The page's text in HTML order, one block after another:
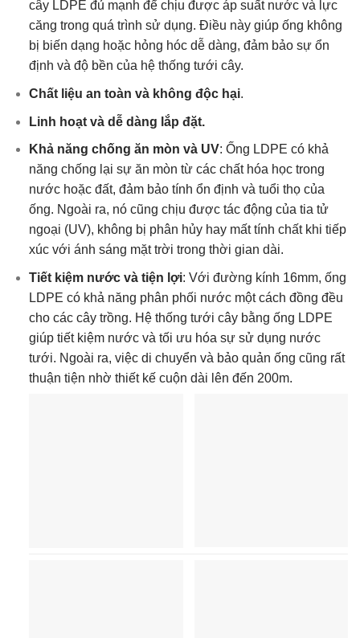
cây LDPE đủ mạnh để chịu được áp suất nước và lực
căng trong quá trình sử dụng. Điều này giúp ống không
bị biến dạng hoặc hỏng hóc dễ dàng, đảm bảo sự ổn
định và độ bền của hệ thống tưới cây.
Chất liệu an toàn và không độc hại.
Linh hoạt và dễ dàng lắp đặt.
Khả năng chống ăn mòn và UV: Ống LDPE có khả
năng chống lại sự ăn mòn từ các chất hóa học trong
nước hoặc đất, đảm bảo tính ổn định và tuổi thọ của
ống. Ngoài ra, nó cũng chịu được tác động của tia tử
ngoại (UV), không bị phân hủy hay mất tính chất khi tiếp
xúc với ánh sáng mặt trời trong thời gian dài.
Tiết kiệm nước và tiện lợi: Với đường kính 16mm, ống
LDPE có khả năng phân phối nước một cách đồng đều
cho các cây trồng. Hệ thống tưới cây bằng ống LDPE
giúp tiết kiệm nước và tối ưu hóa sự sử dụng nước
tưới. Ngoài ra, việc di chuyển và bảo quản ống cũng rất
thuận tiện nhờ thiết kế cuộn dài lên đến 200m.